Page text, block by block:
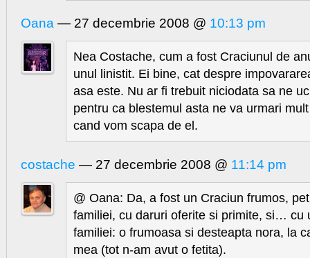
Oana — 27 decembrie 2008 @ 10:13 pm
Nea Costache, cum a fost Craciunul de
unul linistit. Ei bine, cat despre
asa este. Nu ar fi trebuit niciodata sa ne
pentru ca blestemul asta ne va urmari
cand vom scapa de el.
costache — 27 decembrie 2008 @ 11:14 pm
@ Oana: Da, a fost un Craciun frumos,
familiei, cu daruri oferite si primite, si… cu
familiei: o frumoasa si desteapta nora, la
mea (tot n-am avut o fetita).